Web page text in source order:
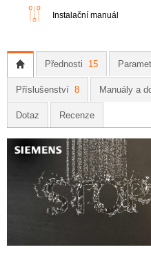
Instalační manuál
Přednosti 15
Příslušenství 8 Manuály a
Dotaz Recenze